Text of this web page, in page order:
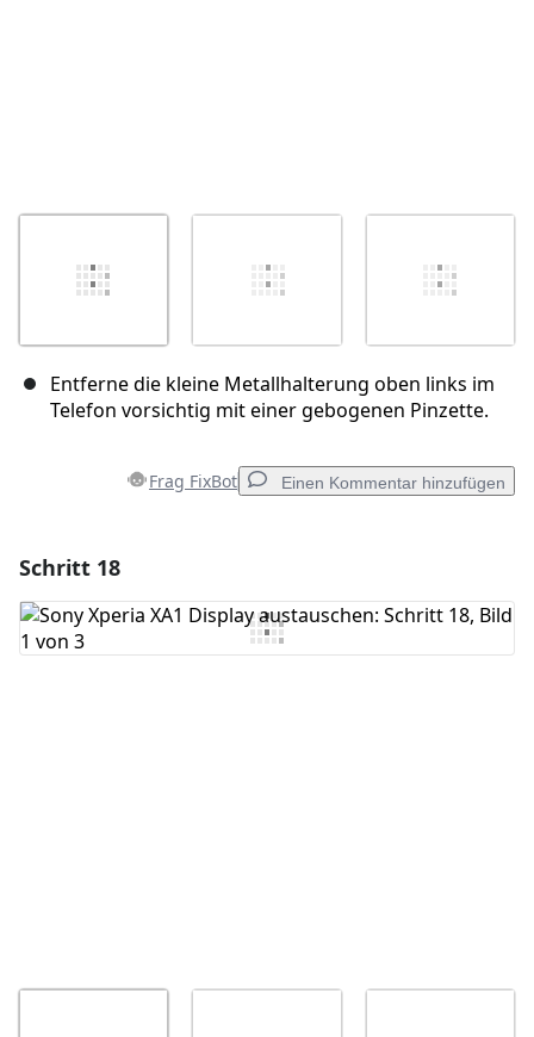
Entferne die kleine Metallhalterung oben links im
Telefon vorsichtig mit einer gebogenen Pinzette.
Frag FixBot Einen Kommentar hinzufügen
Kommentar hinzufügen
Schritt 18